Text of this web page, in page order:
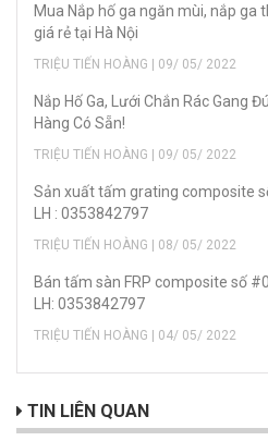
Mua Nắp hố ga ngăn mùi, nắp ga
giá rẻ tại Hà Nội
TRIỆU TIẾN HOÀNG | 09/ 05/ 2022
Nắp Hố Ga, Lưới Chắn Rác Gang
Hàng Có Sẵn!
TRIỆU TIẾN HOÀNG | 09/ 05/ 2022
Sản xuất tấm grating composite
LH : 0353842797
TRIỆU TIẾN HOÀNG | 08/ 05/ 2022
Bán tấm sàn FRP composite số
LH: 0353842797
TRIỆU TIẾN HOÀNG | 04/ 05/ 2022
TIN LIÊN QUAN